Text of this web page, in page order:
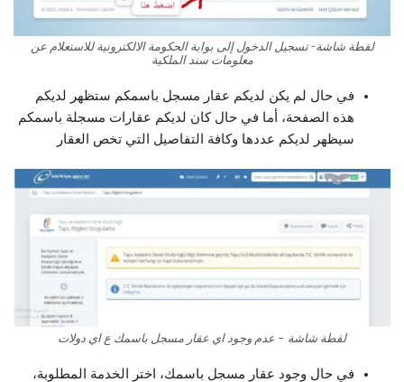
لقطة شاشة- تسجيل الدخول إلى بوابة الحكومة الالكترونية للاستعلام عن
معلومات سند الملكية
في حال لم يكن لديكم عقار مسجل باسمكم ستظهر لديكم
هذه الصفحة، أما في حال كان لديكم عقارات مسجلة باسمكم
سيظهر لديكم عددها وكافة التفاصيل التي تخص العقار
لقطة شاشة – عدم وجود اي عقار مسجل باسمك ع اي دولات
في حال وجود عقار مسجل باسمك، اختر الخدمة المطلوبة،